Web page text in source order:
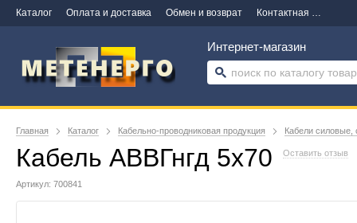
Каталог Оплата и доставка Обмен и возврат Контактная информация
Интернет-магазин
Главная Каталог Кабельно-проводниковая продукция Кабели силовые,
Кабель АВВГнгд 5х70 Оставить отзыв
Артикул: 700841